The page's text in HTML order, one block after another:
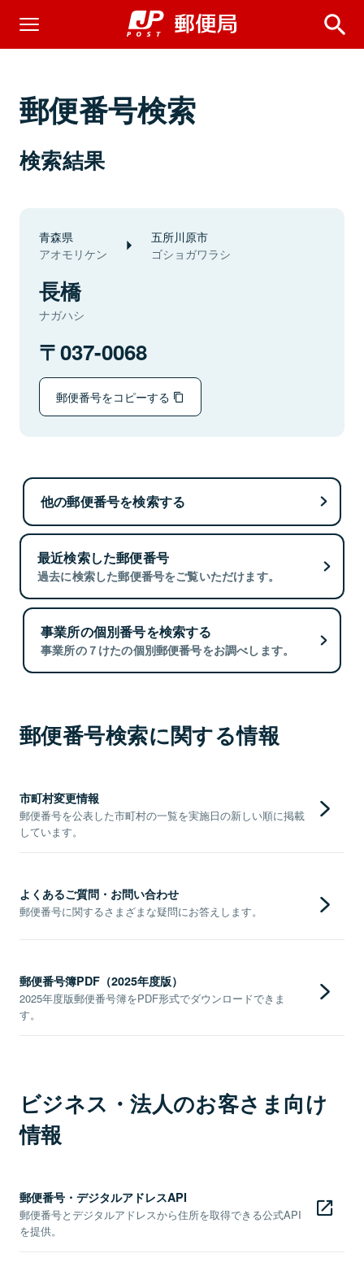
郵便番号検索
検索結果
青森県
アオモリケン
五所川原市
ゴショガワラシ
長橋
ナガハシ
037-0068
郵便番号をコピーする
他の郵便番号を検索する
最近検索した郵便番号
過去に検索した郵便番号をご覧いただけます。
事業所の個別番号を検索する
事業所の７けたの個別郵便番号をお調べします。
郵便番号検索に関する情報
市町村変更情報
郵便番号を公表した市町村の一覧を実施日の新しい順に掲載
しています。
よくあるご質問・お問い合わせ
郵便番号に関するさまざまな疑問にお答えします。
郵便番号簿PDF（2025年度版）
2025年度版郵便番号簿をPDF形式でダウンロードできま
す。
ビジネス・法人のお客さま向け
情報
郵便番号・デジタルアドレスAPI
郵便番号とデジタルアドレスから住所を取得できる公式API
を提供。